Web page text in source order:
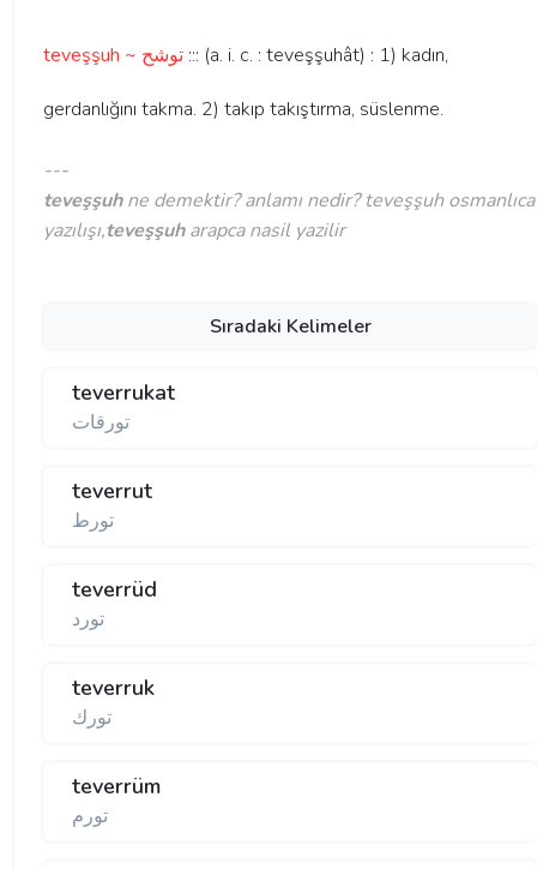
teveşşuh ~ توشح ::: (a. i. c. : teveşşuhât) : 1) kadın,
gerdanlığını takma. 2) takıp takıştırma, süslenme.
---
teveşşuhne demektir? anlamı nedir? teveşşuh osmanlıca
yazılışı,teveşşuharapca nasil yazilir
Sıradaki Kelimeler
teverrukat
تورقات
teverrut
تورط
teverrüd
تورد
teverruk
تورك
teverrüm
تورم